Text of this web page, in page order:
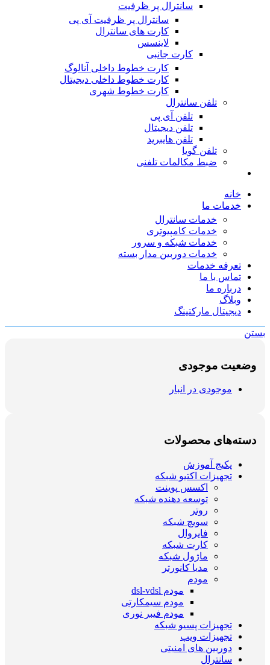
سانترال پر ظرفیت
سانترال پر ظرفیت آی پی
کارت های سانترال
لاینسس
کارت جانبی
کارت خطوط داخلی آنالوگ
کارت خطوط داخلی دیجیتال
کارت خطوط شهری
تلفن سانترال
تلفن آی پی
تلفن دیجیتال
تلفن هایبرید
تلفن گویا
ضبط مکالمات تلفنی
خانه
خدمات ما
خدمات سانترال
خدمات کامپیوتری
خدمات شبکه و سرور
خدمات دوربین مدار بسته
تعرفه خدمات
تماس با ما
درباره ما
وبلاگ
دیجیتال مارکتینگ
بستن
وضعیت موجودی
موجودی در انبار
دسته‌های محصولات
پکیج آموزش
تجهیزات اکتیو شبکه
اکسس پوینت
توسعه دهنده شبکه
روتر
سویچ شبکه
فایروال
کارت شبکه
ماژول شبکه
مدیا کانورتر
مودم
مودم dsl-vdsl
مودم سیمکارتی
مودم فیبر نوری
تجهیزات پسیو شبکه
تجهیزات ویپ
دوربین های امنیتی
سانترال